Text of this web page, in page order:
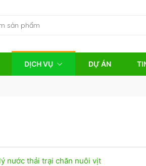
DỊCH VỤ DỰ ÁN
nước thải trại chăn nuôi vịt